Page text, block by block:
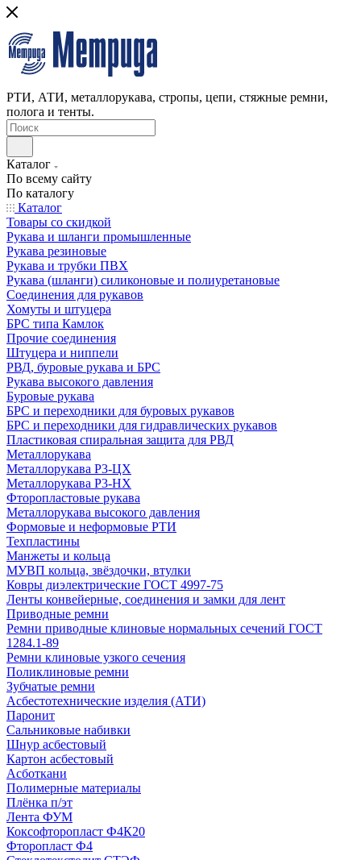
РТИ, АТИ, металлорукава, стропы, цепи, стяжные ремни,
полога и тенты.
Каталог
По всему сайту
По каталогу
Каталог
Товары со скидкой
Рукава и шланги промышленные
Рукава резиновые
Рукава и трубки ПВХ
Рукава (шланги) силиконовые и полиуретановые
Соединения для рукавов
Хомуты и штуцера
БРС типа Камлок
Прочие соединения
Штуцера и ниппели
РВД, буровые рукава и БРС
Рукава высокого давления
Буровые рукава
БРС и переходники для буровых рукавов
БРС и переходники для гидравлических рукавов
Пластиковая спиральная защита для РВД
Металлорукава
Металлорукава Р3-ЦХ
Металлорукава Р3-НХ
Фторопластовые рукава
Металлорукава высокого давления
Формовые и неформовые РТИ
Техпластины
Манжеты и кольца
МУВП кольца, звёздочки, втулки
Ковры диэлектрические ГОСТ 4997-75
Ленты конвейерные, соединения и замки для лент
Приводные ремни
Ремни приводные клиновые нормальных сечений ГОСТ
1284.1-89
Ремни клиновые узкого сечения
Поликлиновые ремни
Зубчатые ремни
Асбестотехнические изделия (АТИ)
Паронит
Сальниковые набивки
Шнур асбестовый
Картон асбестовый
Асботкани
Полимерные материалы
Плёнка п/эт
Лента ФУМ
Коксофторопласт Ф4К20
Фторопласт Ф4